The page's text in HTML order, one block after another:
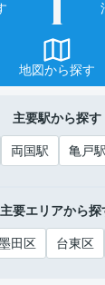
地図から探す
主要駅から探す
両国駅 亀戸駅
主要エリアから探
田区 台東区